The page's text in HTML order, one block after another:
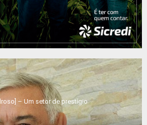
– Um setor de prestígio